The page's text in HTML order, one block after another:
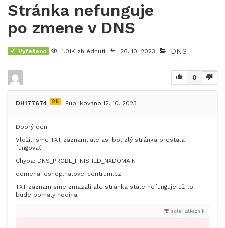
Stránka nefunguje
po zmene v DNS
Vyřešeno 1.01K zhlédnutí 26. 10. 2023 DNS
0
DH177674 26 Publikováno 12. 10. 2023
Dobrý den
Vložili sme TXT záznam, ale asi bol zlý stránka prestala
fungovať.
Chyba: DNS_PROBE_FINISHED_NXDOMAIN
domena: eshop.halove-centrum.cz
TXT záznam sme zmazali ale stránka stále nefunguje už to
bude pomaly hodina
Role: Zákazník